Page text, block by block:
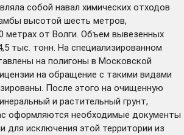
собой навал химических отходов
высотой шесть метров,
метрах от Волги. Объем вывезенных
тыс. тонн. На специализированном
на полигоны в Московской
на обращение с такими видами
После этого на очищенную
и растительный грунт,
оформляются необходимые документы
для исключения этой территории из